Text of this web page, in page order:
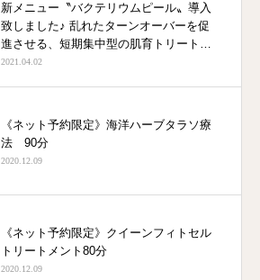
新メニュー〝バクテリウムピール〟導入
致しました♪ 乱れたターンオーバーを促
進させる、短期集中型の肌育トリートメ
ント☆
2021.04.02
《ネット予約限定》海洋ハーブタラソ療
法 90分
2020.12.09
《ネット予約限定》クイーンフィトセル
トリートメント80分
2020.12.09